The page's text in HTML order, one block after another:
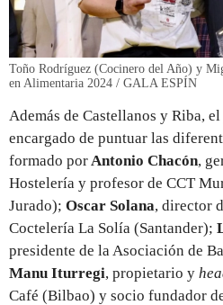
Toño Rodríguez (Cocinero del Año) y
en Alimentaria 2024 / GALA ESPÍN
Además de Castellanos y Riba,
encargado de puntuar las
formado por Antonio Chacón,
Hostelería y profesor de CCT
Jurado); Oscar Solana, director
Coctelería La Solía (Santander);
presidente de la Asociación de
Manu Iturregi, propietario y
Café (Bilbao) y socio fundador